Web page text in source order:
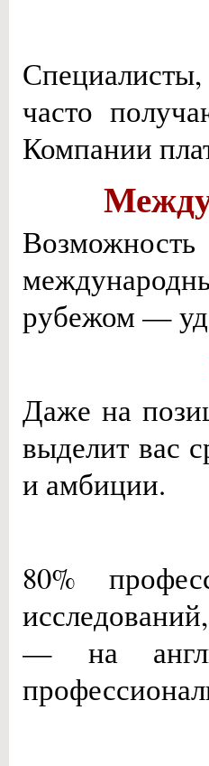
часто
Компании
рубежом —
Даже на
выделит вас
и амбиции.
80%
— на